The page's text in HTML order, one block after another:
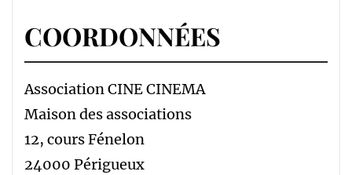
COORDONNÉES
Association CINE CINEMA
Maison des associations
12, cours Fénelon
24000 Périgueux